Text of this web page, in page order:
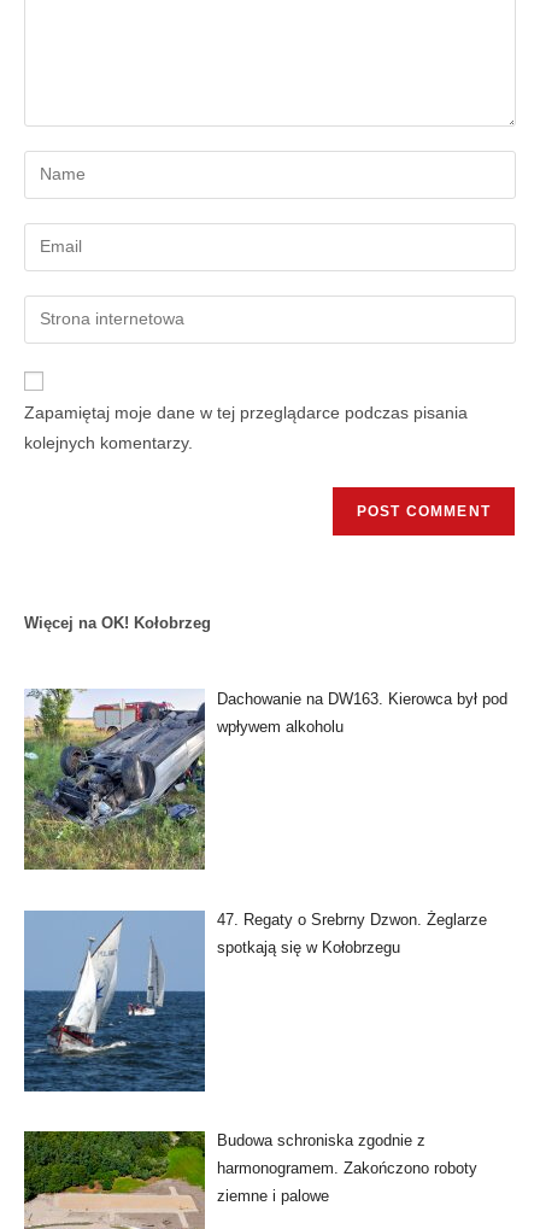
Zapamiętaj moje dane w tej przeglądarce podczas pisania
kolejnych komentarzy.
Więcej na OK! Kołobrzeg
Dachowanie na DW163. Kierowca był pod
wpływem alkoholu
47. Regaty o Srebrny Dzwon. Żeglarze
spotkają się w Kołobrzegu
Budowa schroniska zgodnie z
harmonogramem. Zakończono roboty
ziemne i palowe